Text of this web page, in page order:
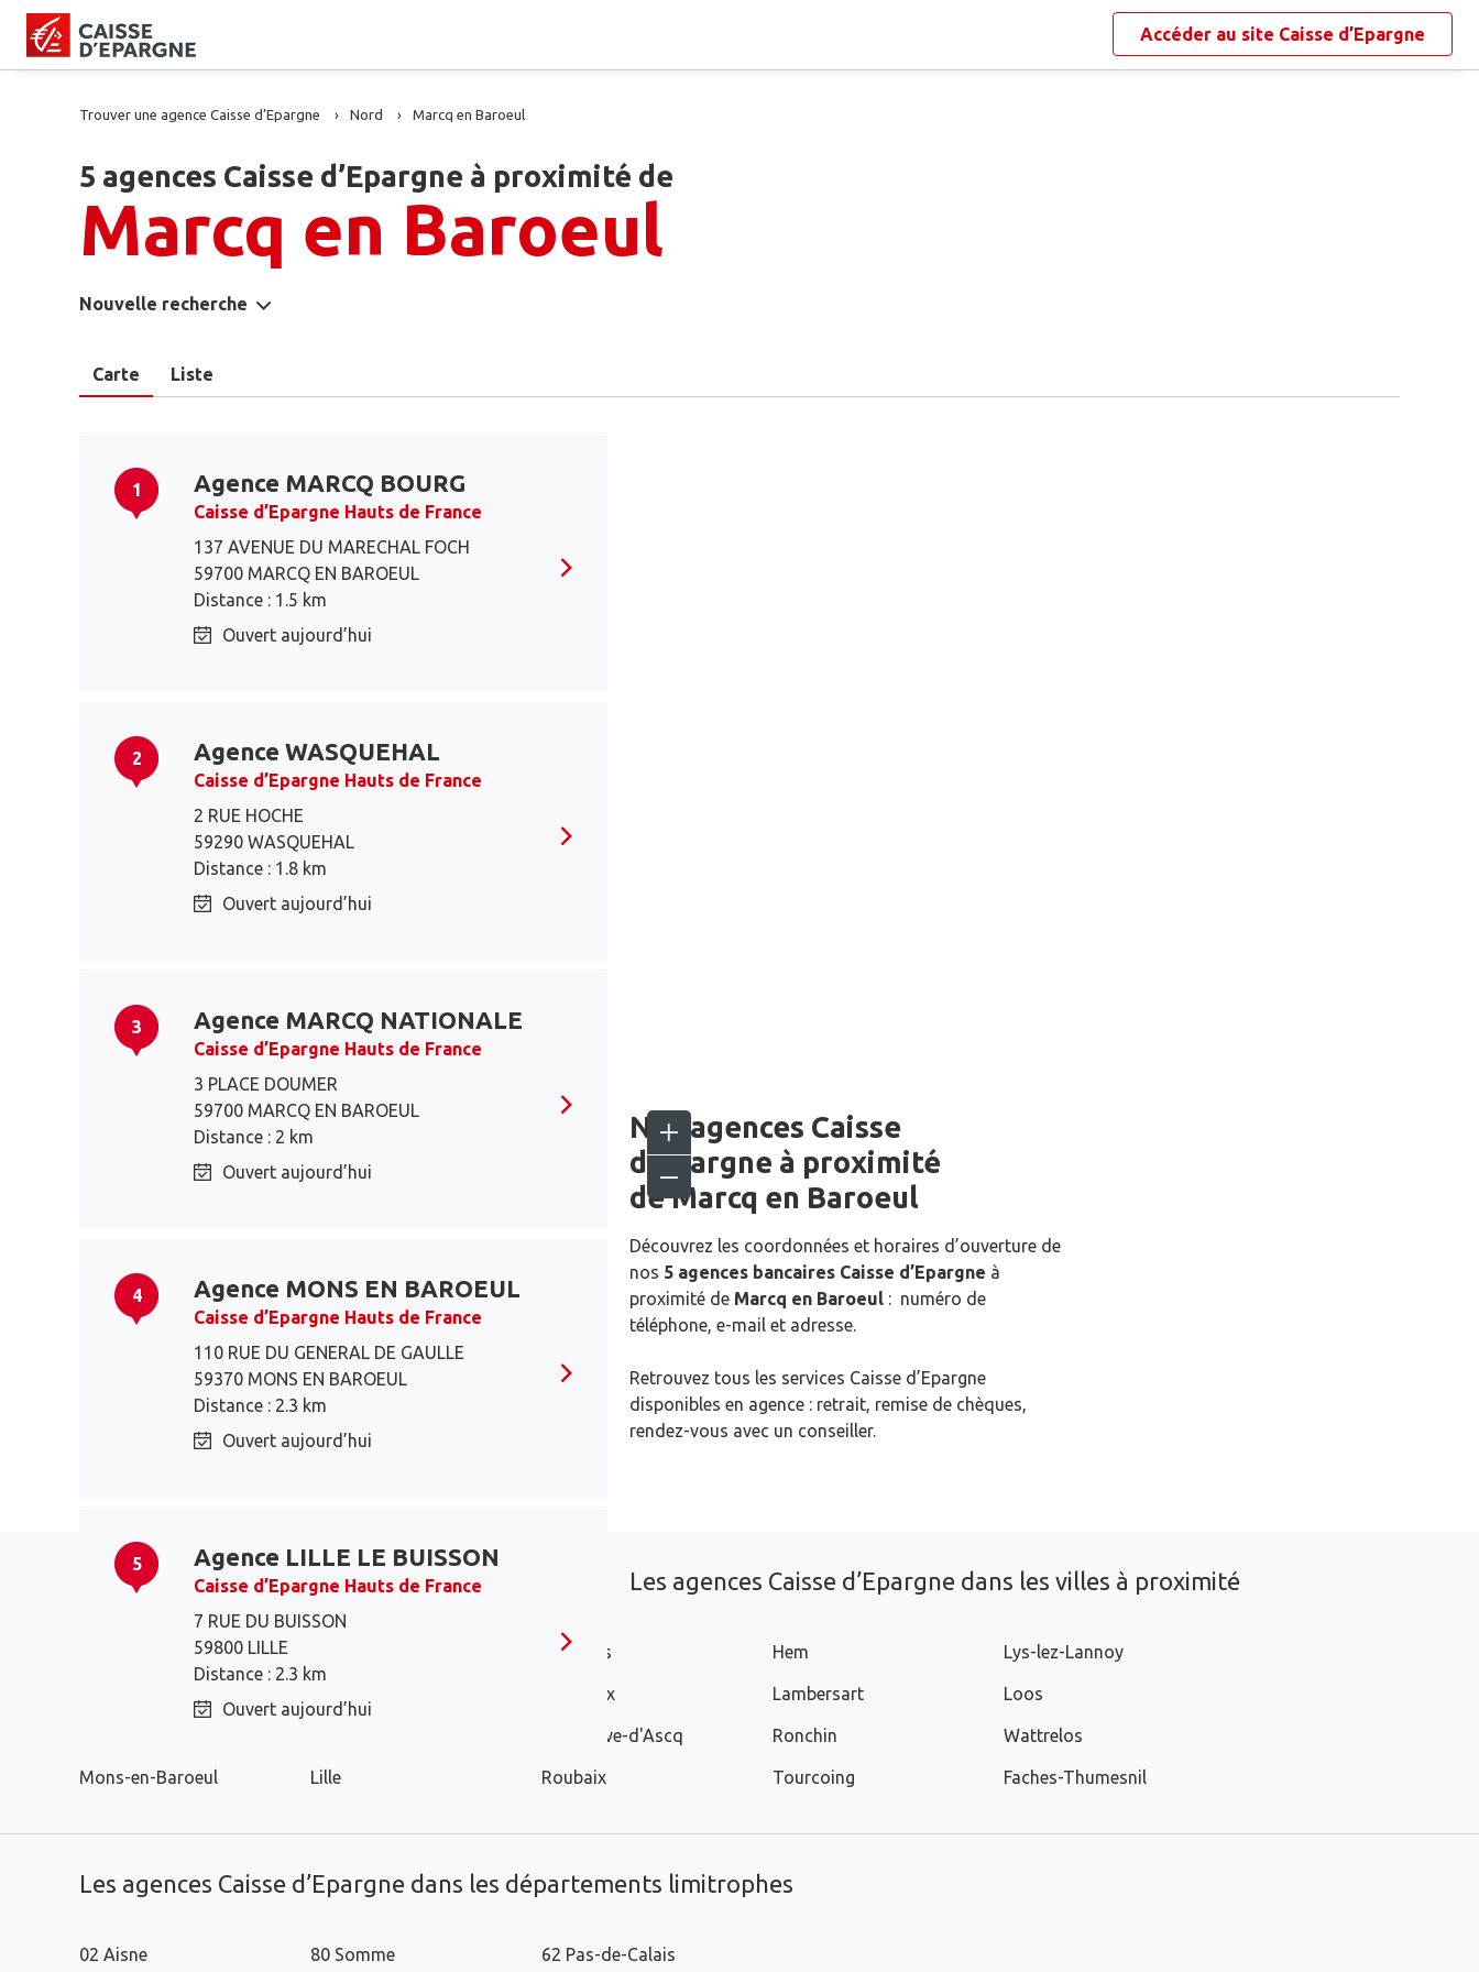
Accéder au site Caisse d’Epargne
Trouver une agence Caisse d’Epargne Nord Marcq en Baroeul
5 agences Caisse d’Epargne à proximité de
Marcq en Baroeul
Nouvelle recherche
Carte Liste
1 Agence MARCQ BOURG
Caisse d’Epargne Hauts de France
137 AVENUE DU MARECHAL FOCH
59700 MARCQ EN BAROEUL
Distance : 1.5 km
Ouvert aujourd’hui
2 Agence WASQUEHAL
Caisse d’Epargne Hauts de France
2 RUE HOCHE
59290 WASQUEHAL
Distance : 1.8 km
Ouvert aujourd’hui
3 Agence MARCQ NATIONALE
Caisse d’Epargne Hauts de France
3 PLACE DOUMER
59700 MARCQ EN BAROEUL
Distance : 2 km
Ouvert aujourd’hui
4 Agence MONS EN BAROEUL
Caisse d’Epargne Hauts de France
110 RUE DU GENERAL DE GAULLE
59370 MONS EN BAROEUL
Distance : 2.3 km
Ouvert aujourd’hui
5 Agence LILLE LE BUISSON
Caisse d’Epargne Hauts de France
7 RUE DU BUISSON
59800 LILLE
Distance : 2.3 km
Ouvert aujourd’hui
Nos agences Caisse
d’Epargne à proximité
deMarcq en Baroeul
Découvrez les coordonnées et horaires d’ouverture de
nos 5 agences bancaires Caisse d’Epargne à
proximité de Marcq en Baroeul : numéro de
téléphone, e-mail et adresse.
Retrouvez tous les services Caisse d’Epargne
disponibles en agence : retrait, remise de chèques,
rendez-vous avec un conseiller.
Les agences Caisse d’Epargne dans les villes à proximité
Marcq-en-Baroeul
Mons-en-Baroeul Lille
Bondues
Mouvaux
Villeneuve-d'Ascq
Roubaix
Hem
Lambersart
Ronchin
Tourcoing
Lys-lez-Lannoy
Loos
Wattrelos
Faches-Thumesnil
Les agences Caisse d’Epargne dans les départements limitrophes
02 Aisne 80 Somme 62 Pas-de-Calais